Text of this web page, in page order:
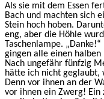
Als sie mit dem Essen
Bach und machten sich
Stein hoch hoben.
eng, aber die Höhle
Taschenlampe.
gingen alle einen
Nach ungefähr fünfzig
hätte ich nicht geglaubt,
Denn vor ihnen an der
vor ihnen ein Zwerg!